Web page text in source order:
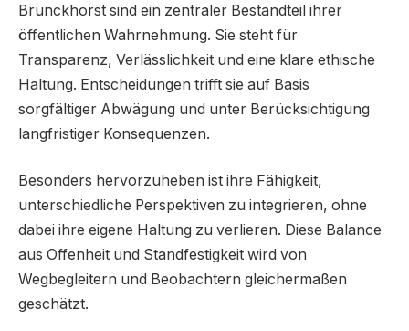
Brunckhorst sind ein zentraler Bestandteil ihrer
öffentlichen Wahrnehmung. Sie steht für
Transparenz, Verlässlichkeit und eine klare ethische
Haltung. Entscheidungen trifft sie auf Basis
sorgfältiger Abwägung und unter Berücksichtigung
langfristiger Konsequenzen.
Besonders hervorzuheben ist ihre Fähigkeit,
unterschiedliche Perspektiven zu integrieren, ohne
dabei ihre eigene Haltung zu verlieren. Diese Balance
aus Offenheit und Standfestigkeit wird von
Wegbegleitern und Beobachtern gleichermaßen
geschätzt.